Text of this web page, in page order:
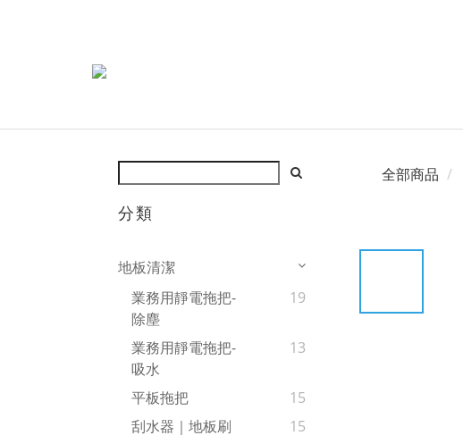
分類
地板清潔
業務用靜電拖把-
除塵
19
業務用靜電拖把-
吸水
13
平板拖把
15
刮水器｜地板刷
15
全部商品